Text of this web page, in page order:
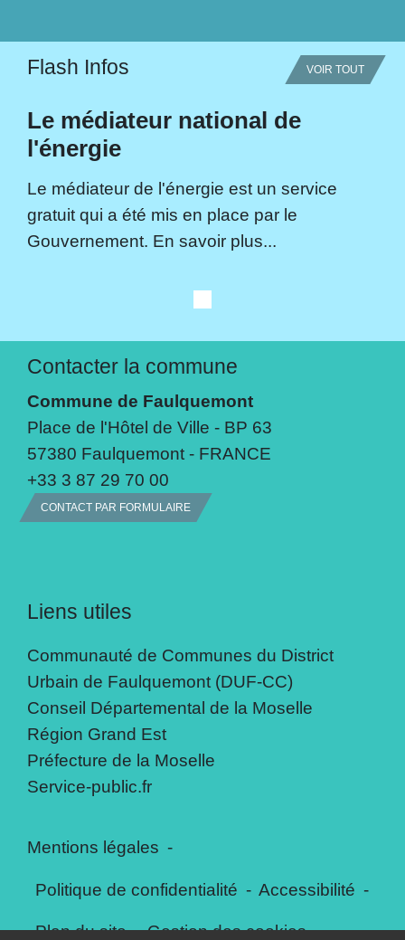
Flash Infos VOIR TOUT
Le médiateur national de
l'énergie
Le médiateur de l'énergie est un service
gratuit qui a été mis en place par le
Gouvernement. En savoir plus...
Contacter la commune
Commune de Faulquemont
Place de l'Hôtel de Ville - BP 63
57380 Faulquemont - FRANCE
+33 3 87 29 70 00
CONTACT PAR FORMULAIRE
Liens utiles
Communauté de Communes du District
Urbain de Faulquemont (DUF-CC)
Conseil Départemental de la Moselle
Région Grand Est
Préfecture de la Moselle
Service-public.fr
Mentions légales -
Politique de confidentialité - Accessibilité -
Plan du site - Gestion des cookies